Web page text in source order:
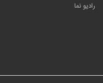
رادیو نما